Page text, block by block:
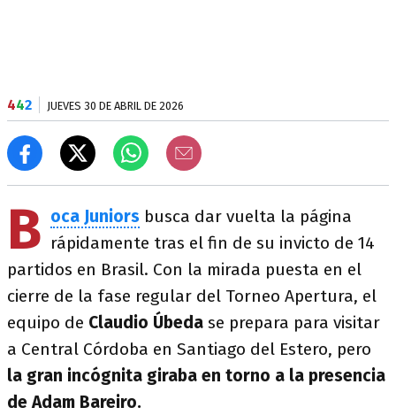
442 JUEVES 30 DE ABRIL DE 2026
B oca Juniors busca dar vuelta la página
rápidamente tras el fin de su invicto de 14
partidos en Brasil. Con la mirada puesta en el
cierre de la fase regular del Torneo Apertura, el
equipo de Claudio Úbeda se prepara para visitar
a Central Córdoba en Santiago del Estero, pero
la gran incógnita giraba en torno a la presencia
de Adam Bareiro.